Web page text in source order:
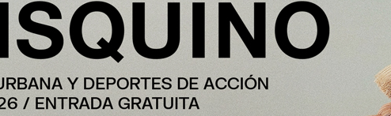
estimado en el
estudio de
bastante conservador. Se sitúa
incluyen pérdidas de energía en la
mayor. Digiconomist, por ejemplo,
tangible, el análisis ecológico